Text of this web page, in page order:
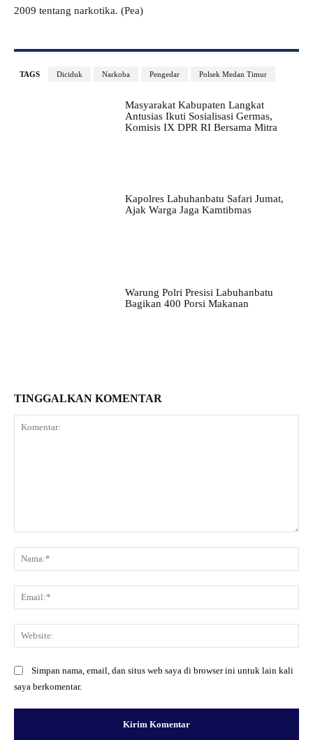
2009 tentang narkotika. (Pea)
TAGS Diciduk Narkoba Pengedar Polsek Medan Timur
Masyarakat Kabupaten Langkat
Antusias Ikuti Sosialisasi Germas,
Komisis IX DPR RI Bersama Mitra
Kapolres Labuhanbatu Safari Jumat,
Ajak Warga Jaga Kamtibmas
Warung Polri Presisi Labuhanbatu
Bagikan 400 Porsi Makanan
TINGGALKAN KOMENTAR
Simpan nama, email, dan situs web saya di browser ini untuk lain kali
saya berkomentar.